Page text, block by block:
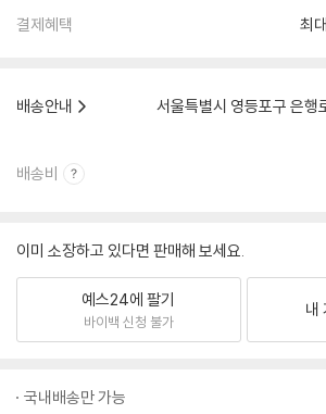
결제혜택 최
배송안내
서울특별시 영등포구 은행
배송비
이미 소장하고 있다면 판매해 보세요.
예스24에 팔기
바이백 신청 불가
내
국내배송만 가능